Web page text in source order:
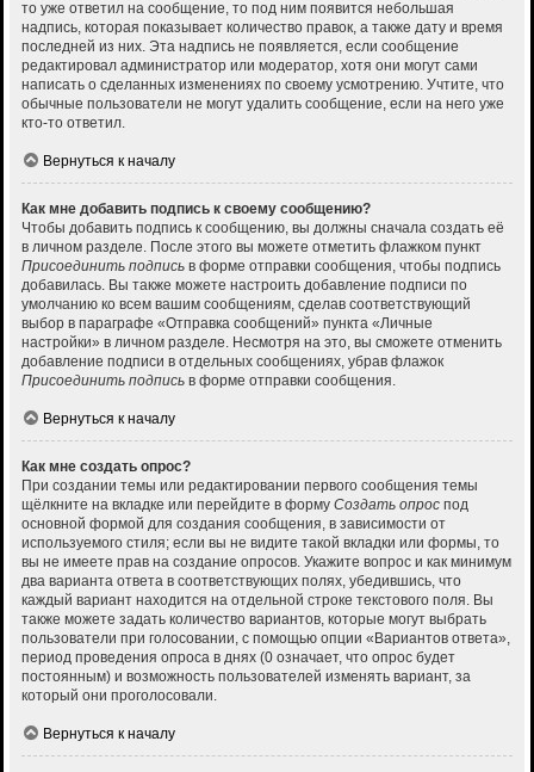
то уже ответил на сообщение, то под ним появится небольшая
надпись, которая показывает количество правок, а также дату и время
последней из них. Эта надпись не появляется, если сообщение
редактировал администратор или модератор, хотя они могут сами
написать о сделанных изменениях по своему усмотрению. Учтите, что
обычные пользователи не могут удалить сообщение, если на него уже
кто-то ответил.
Вернуться к началу
Как мне добавить подпись к своему сообщению?
Чтобы добавить подпись к сообщению, вы должны сначала создать её
в личном разделе. После этого вы можете отметить флажком пункт
Присоединить подпись в форме отправки сообщения, чтобы подпись
добавилась. Вы также можете настроить добавление подписи по
умолчанию ко всем вашим сообщениям, сделав соответствующий
выбор в параграфе «Отправка сообщений» пункта «Личные
настройки» в личном разделе. Несмотря на это, вы сможете отменить
добавление подписи в отдельных сообщениях, убрав флажок
Присоединить подпись в форме отправки сообщения.
Вернуться к началу
Как мне создать опрос?
При создании темы или редактировании первого сообщения темы
щёлкните на вкладке или перейдите в форму Создать опрос под
основной формой для создания сообщения, в зависимости от
используемого стиля; если вы не видите такой вкладки или формы, то
вы не имеете прав на создание опросов. Укажите вопрос и как минимум
два варианта ответа в соответствующих полях, убедившись, что
каждый вариант находится на отдельной строке текстового поля. Вы
также можете задать количество вариантов, которые могут выбрать
пользователи при голосовании, с помощью опции «Вариантов ответа»,
период проведения опроса в днях (0 означает, что опрос будет
постоянным) и возможность пользователей изменять вариант, за
который они проголосовали.
Вернуться к началу